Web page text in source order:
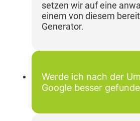
setzen wir auf eine
einem von diesem
Generator.
Werde ich nach der
Google besser